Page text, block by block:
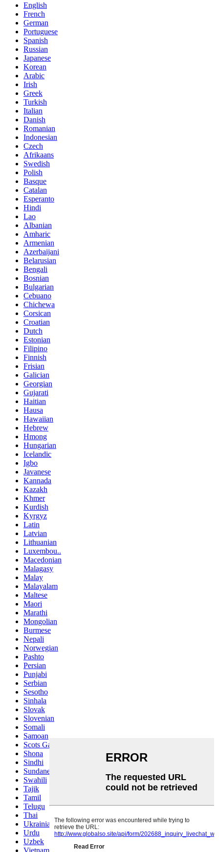
English
French
German
Portuguese
Spanish
Russian
Japanese
Korean
Arabic
Irish
Greek
Turkish
Italian
Danish
Romanian
Indonesian
Czech
Afrikaans
Swedish
Polish
Basque
Catalan
Esperanto
Hindi
Lao
Albanian
Amharic
Armenian
Azerbaijani
Belarusian
Bengali
Bosnian
Bulgarian
Cebuano
Chichewa
Corsican
Croatian
Dutch
Estonian
Filipino
Finnish
Frisian
Galician
Georgian
Gujarati
Haitian
Hausa
Hawaiian
Hebrew
Hmong
Hungarian
Icelandic
Igbo
Javanese
Kannada
Kazakh
Khmer
Kurdish
Kyrgyz
Latin
Latvian
Lithuanian
Luxembou..
Macedonian
Malagasy
Malay
Malayalam
Maltese
Maori
Marathi
Mongolian
Burmese
Nepali
Norwegian
Pashto
Persian
Punjabi
Serbian
Sesotho
Sinhala
Slovak
Slovenian
Somali
Samoan
Scots Gaelic
Shona
Sindhi
Sundanese
Swahili
Tajik
Tamil
Telugu
Thai
Ukrainian
Urdu
Uzbek
Vietnamese